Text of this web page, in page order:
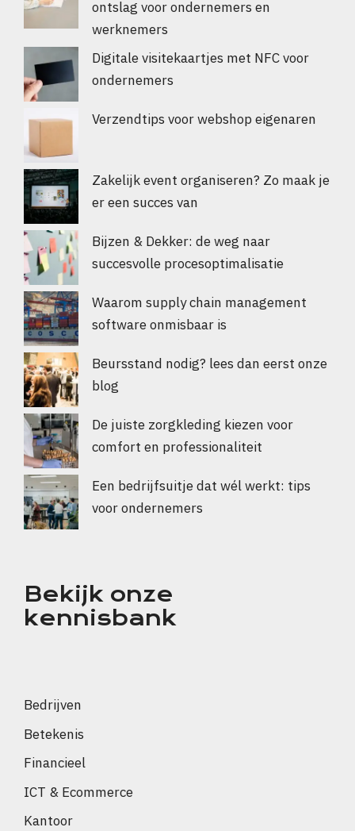
ontslag voor ondernemers en
werknemers
Digitale visitekaartjes met NFC voor
ondernemers
Verzendtips voor webshop eigenaren
Zakelijk event organiseren? Zo maak je
er een succes van
Bijzen & Dekker: de weg naar
succesvolle procesoptimalisatie
Waarom supply chain management
software onmisbaar is
Beursstand nodig? lees dan eerst onze
blog
De juiste zorgkleding kiezen voor
comfort en professionaliteit
Een bedrijfsuitje dat wél werkt: tips
voor ondernemers
Bekijk onze
kennisbank
Bedrijven
Betekenis
Financieel
ICT & Ecommerce
Kantoor